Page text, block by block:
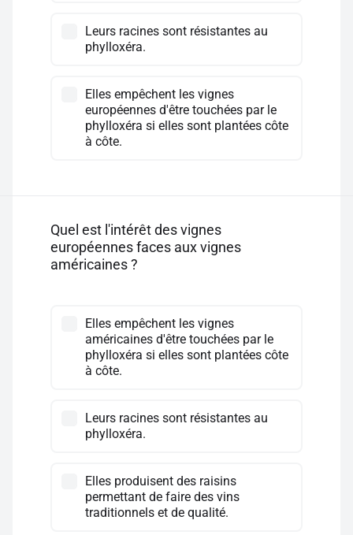
Leurs racines sont résistantes au
phylloxéra.
Elles empêchent les vignes
européennes d'être touchées par le
phylloxéra si elles sont plantées côte
à côte.
Quel est l'intérêt des vignes
européennes faces aux vignes
américaines ?
Elles empêchent les vignes
américaines d'être touchées par le
phylloxéra si elles sont plantées côte
à côte.
Leurs racines sont résistantes au
phylloxéra.
Elles produisent des raisins
permettant de faire des vins
traditionnels et de qualité.